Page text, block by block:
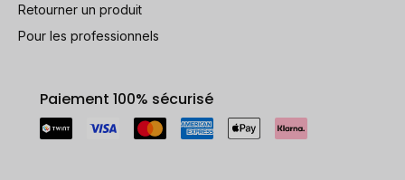
Retourner un produit
Pour les professionnels
Paiement 100% sécurisé